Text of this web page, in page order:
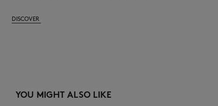
DISCOVER
YOU MIGHT ALSO LIKE